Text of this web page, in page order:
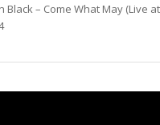
Black – Come What May (Live